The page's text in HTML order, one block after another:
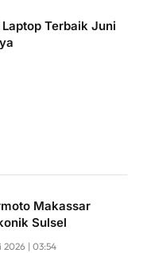
Terbaik Juni
Makassar
Sulsel
2026 | 03:54